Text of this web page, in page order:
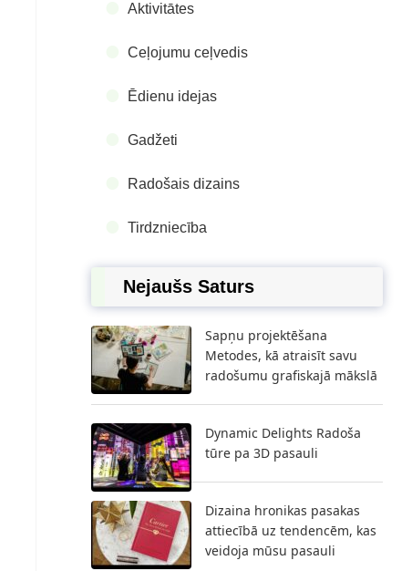
Aktivitātes
Ceļojumu ceļvedis
Ēdienu idejas
Gadžeti
Radošais dizains
Tirdzniecība
Nejaušs Saturs
Sapņu projektēšana
Metodes, kā atraisīt savu
radošumu grafiskajā mākslā
Dynamic Delights Radoša
tūre pa 3D pasauli
Dizaina hronikas pasakas
attiecībā uz tendencēm, kas
veidoja mūsu pasauli